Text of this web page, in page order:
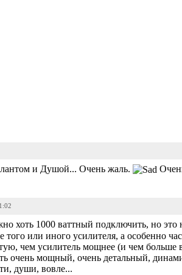
и Душой... Очень жаль.
хоть 1000 ваттный подключить, но это
или иного усилителя, а особенно
чем усилитель мощнее (и чем больше
мощный, очень детальный,
души, вовле...